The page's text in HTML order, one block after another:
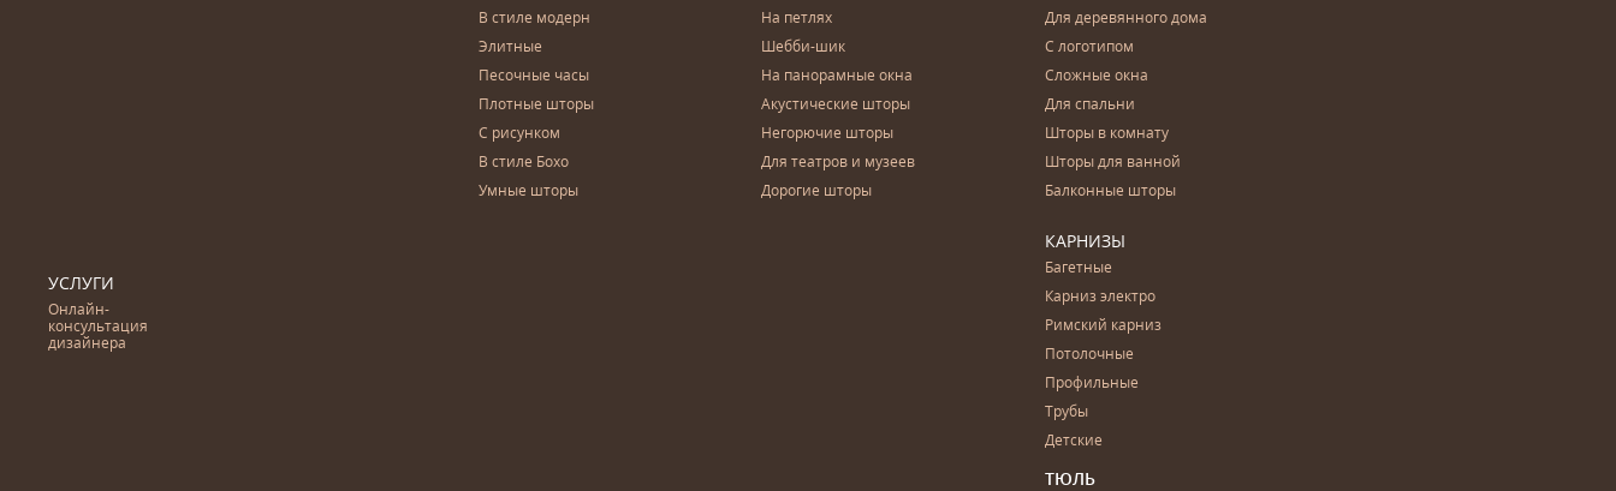
УСЛУГИ
Онлайн-
консультация
дизайнера
В стиле модерн
Элитные
Песочные часы
Плотные шторы
С рисунком
В стиле Бохо
Умные шторы
На петлях
Шебби-шик
На панорамные окна
Акустические шторы
Негорючие шторы
Для театров и музеев
Дорогие шторы
Для деревянного дома
С логотипом
Сложные окна
Для спальни
Шторы в комнату
Шторы для ванной
Балконные шторы
КАРНИЗЫ
Багетные
Карниз электро
Римский карниз
Потолочные
Профильные
Трубы
Детские
ТЮЛЬ